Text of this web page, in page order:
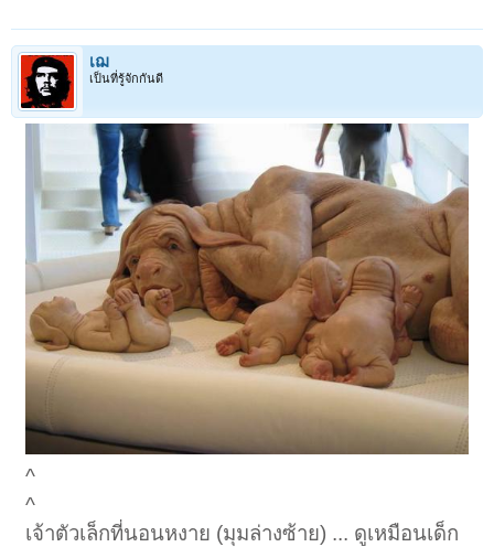
เฌ
เป็นที่รู้จักกันดี
^
^
เจ้าตัวเล็กที่นอนหงาย (มุมล่างซ้าย) ... ดูเหมือนเด็ก